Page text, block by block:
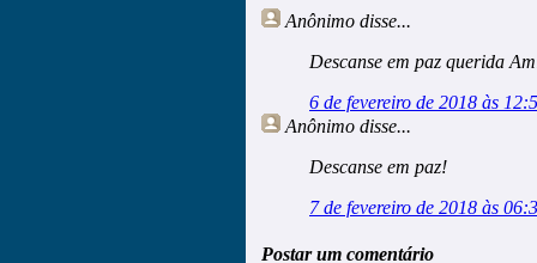
Anônimo disse...
Descanse em paz querida
6 de fevereiro de 2018 às
Anônimo disse...
Descanse em paz!
7 de fevereiro de 2018 às
Postar um comentário